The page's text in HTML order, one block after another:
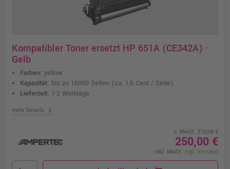
Kompatibler Toner ersetzt HP 651A (CE342A) ·
Gelb
Farben: yellow
Kapazität: bis zu 16000 Seiten (ca. 1,6 Cent / Seite)
Lieferzeit: 1-2 Werktage
mehr Details chevron_right
o. MwSt. 210,08 €
250,00 €
inkl. MwSt. zzgl. Versand